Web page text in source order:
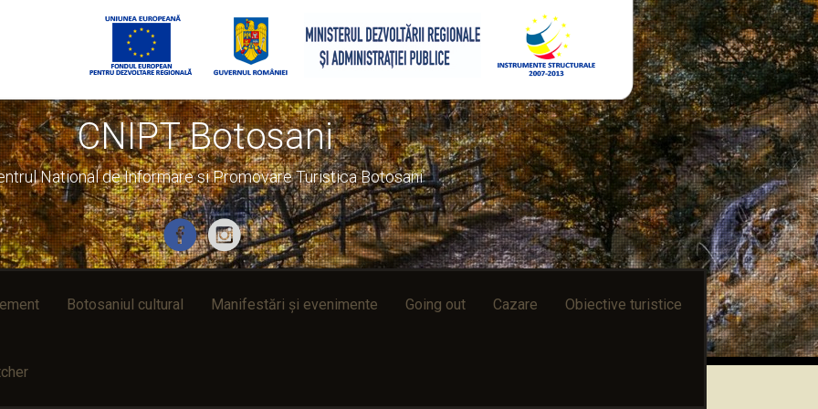
CNIPT Botosani
National de Informare si Promovare Turistica Botosani
Botosaniul cultural Manifestări și evenimente Going out Cazare Obiective turistice